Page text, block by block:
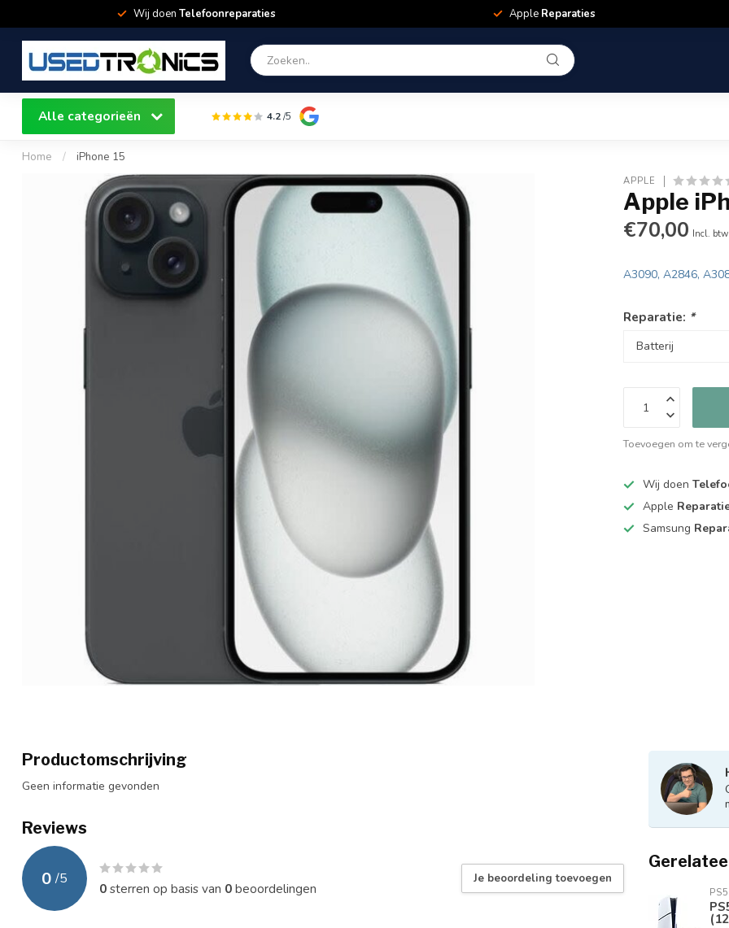
Wij doen Telefoonreparaties Apple Reparaties
Alle categorieën 4.2/5
Home / iPhone 15
APPLE
Apple
€70,00 Incl. btw
A3090, A2846,
Reparatie: *
Toevoegen om te
Wij doen
Apple
Samsung
Productomschrijving
Geen informatie gevonden
Reviews
0 /5
0sterren op basis van 0beoordelingen
Je beoordeling toevoegen
PS5